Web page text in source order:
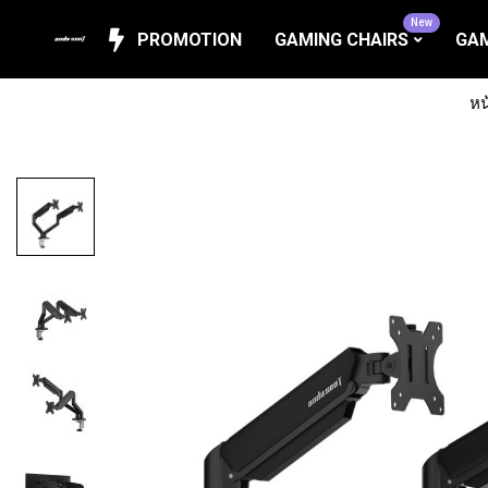
PROMOTION GAMING CHAIRS
New
ห
the
the
images
gallery